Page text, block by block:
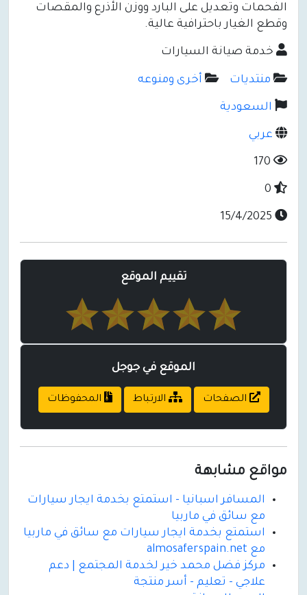
الفحمات وتعديل على البارد ووزن الأذرع والمقصات
وقطع الغيار باحترافية عالية.
خدمة صيانة السيارات
منتديات أخرى ومنوعه
السعودية
عربي
تقييم الموقع
الموقع في جوجل
الصفحات الارتباط المحفوظات
مواقع مشابهة
المسافر اسبانيا - استمتع بخدمة ايجار سيارات
مع سائق في ماربيا
استمتع بخدمة ايجار سيارات مع سائق في ماربيا
مع almosaferspain.net
مركز فضل محمد خير لخدمة المجتمع | دعم
علاجي - تعليم - أسر منتجة